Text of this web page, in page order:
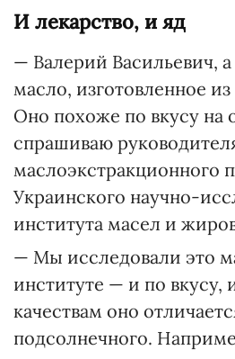
И лекарство, и яд
— Валерий Васильевич,
масло, изготовленное
Оно похоже по вкусу на
спрашиваю
маслоэкстракционного
Украинского научно-
института масел и
— Мы исследовали это
институте — и по вкусу,
качествам оно
подсолнечного.